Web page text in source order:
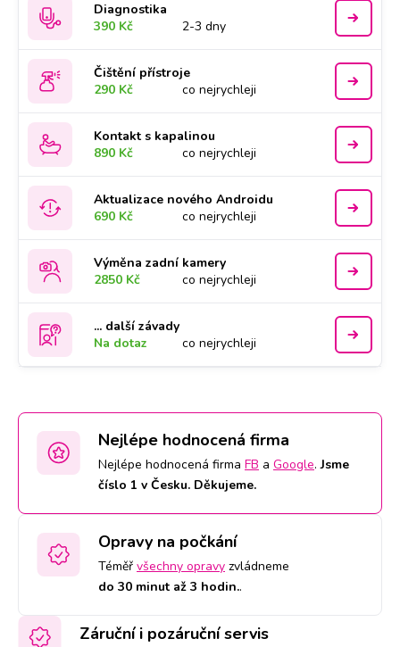
Diagnostika
390 Kč
2-3 dny
Čištění přístroje
290 Kč
co nejrychleji
Kontakt s kapalinou
890 Kč
co nejrychleji
Aktualizace nového Androidu
690 Kč
co nejrychleji
Výměna zadní kamery
2850 Kč
co nejrychleji
... další závady
Na dotaz
co nejrychleji
Nejlépe hodnocená firma
Nejlépe hodnocená firma FB a Google.Jsme
číslo 1 v Česku. Děkujeme.
Opravy na počkání
Téměř všechny opravy zvládneme
do 30 minut až 3 hodin..
Záruční i pozáruční servis